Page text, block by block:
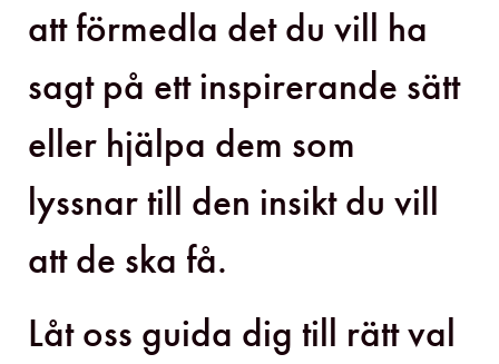
att förmedla det du vill ha
sagt på ett inspirerande sätt
eller hjälpa dem som
lyssnar till den insikt du vill
att de ska få.
Låt oss guida dig till rätt val